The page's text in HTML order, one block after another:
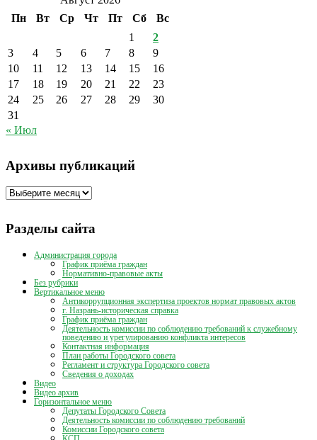
Пн
Вт Ср Чт Пт Сб
Вс
1
2
3
4 5 6 7 8
9
10
11 12 13 14 15
16
17
18 19 20 21 22
23
24
25 26 27 28 29
30
31
« Июл
Архивы публикаций
Архивы
Разделы сайта
Администрация города
График приёма граждан
Нормативно-правовые акты
Без рубрики
Вертикальное меню
Антикоррупционная экспертиза проектов нормат правовых актов
г. Назрань-историческая справка
График приёма граждан
Деятельность комиссии по соблюдению требований к служебному
поведению и урегулированию конфликта интересов
Контактная информация
План работы Городского совета
Регламент и структура Городского совета
Сведения о доходах
Видео
Видео архив
Горизонтальное меню
Депутаты Городского Совета
Деятельность комиссии по соблюдению требований
Комиссии Городского совета